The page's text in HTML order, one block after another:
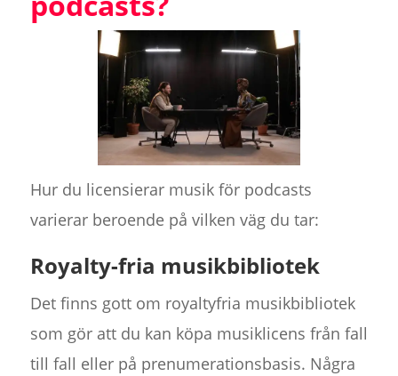
Hur du licensierar musik för podcasts
varierar beroende på vilken väg du tar:
Royalty-fria musikbibliotek
Det finns gott om royaltyfria musikbibliotek
som gör att du kan köpa musiklicens från fall
till fall eller på prenumerationsbasis. Några